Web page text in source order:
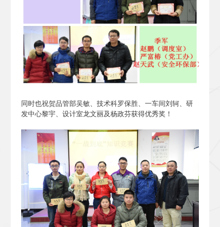
同时也祝贺品管部吴敏、技术科罗保胜、一车间刘轲、研
发中心黎宇、设计室龙文丽及杨政芬获得优秀奖！